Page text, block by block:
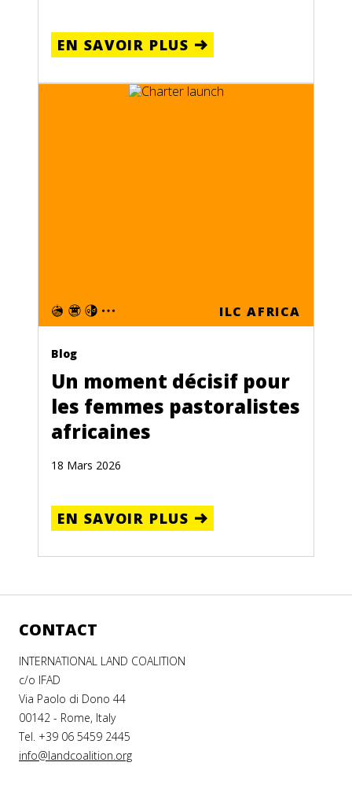
EN SAVOIR PLUS
ILC AFRICA
Blog
Un moment décisif pour
les femmes pastoralistes
africaines
18 Mars 2026
EN SAVOIR PLUS
CONTACT
INTERNATIONAL LAND COALITION
c/o IFAD
Via Paolo di Dono 44
00142 - Rome, Italy
Tel. +39 06 5459 2445
info@landcoalition.org